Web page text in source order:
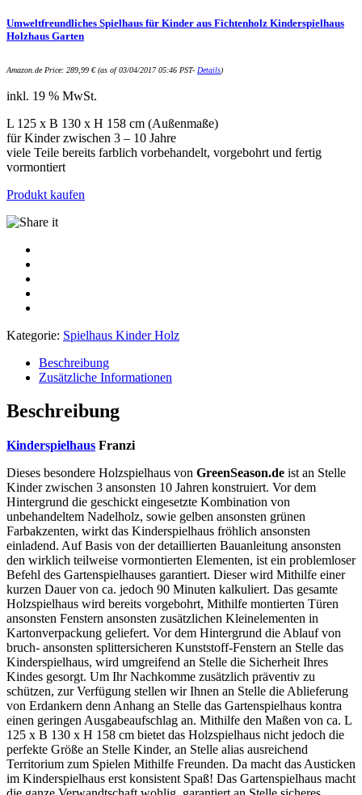
Umweltfreundliches Spielhaus für Kinder aus Fichtenholz Kinderspielhaus
Holzhaus Garten
Amazon.de Price: 289,99 €(as of 03/04/2017 05:46 PST- Details)
inkl. 19 % MwSt.
L 125 x B 130 x H 158 cm (Außenmaße)
für Kinder zwischen 3 – 10 Jahre
viele Teile bereits farblich vorbehandelt, vorgebohrt und fertig
vormontiert
Produkt kaufen
Kategorie: Spielhaus Kinder Holz
Beschreibung
Zusätzliche Informationen
Beschreibung
Kinderspielhaus Franzi
Dieses besondere Holzspielhaus von GreenSeason.de ist an Stelle
Kinder zwischen 3 ansonsten 10 Jahren konstruiert. Vor dem
Hintergrund die geschickt eingesetzte Kombination von
unbehandeltem Nadelholz, sowie gelben ansonsten grünen
Farbakzenten, wirkt das Kinderspielhaus fröhlich ansonsten
einladend. Auf Basis von der detaillierten Bauanleitung ansonsten
den wirklich teilweise vormontierten Elementen, ist ein problemloser
Befehl des Gartenspielhauses garantiert. Dieser wird Mithilfe einer
kurzen Dauer von ca. jedoch 90 Minuten kalkuliert. Das gesamte
Holzspielhaus wird bereits vorgebohrt, Mithilfe montierten Türen
ansonsten Fenstern ansonsten zusätzlichen Kleinelementen in
Kartonverpackung geliefert. Vor dem Hintergrund die Ablauf von
bruch- ansonsten splittersicheren Kunststoff-Fenstern an Stelle das
Kinderspielhaus, wird umgreifend an Stelle die Sicherheit Ihres
Kindes gesorgt. Um Ihr Nachkomme zusätzlich präventiv zu
schützen, zur Verfügung stellen wir Ihnen an Stelle die Ablieferung
von Erdankern denn Anhang an Stelle das Gartenspielhaus kontra
einen geringen Ausgabeaufschlag an. Mithilfe den Maßen von ca. L
125 x B 130 x H 158 cm bietet das Holzspielhaus nicht jedoch die
perfekte Größe an Stelle Kinder, an Stelle alias ausreichend
Territorium zum Spielen Mithilfe Freunden. Da macht das Austicken
im Kinderspielhaus erst konsistent Spaß! Das Gartenspielhaus macht